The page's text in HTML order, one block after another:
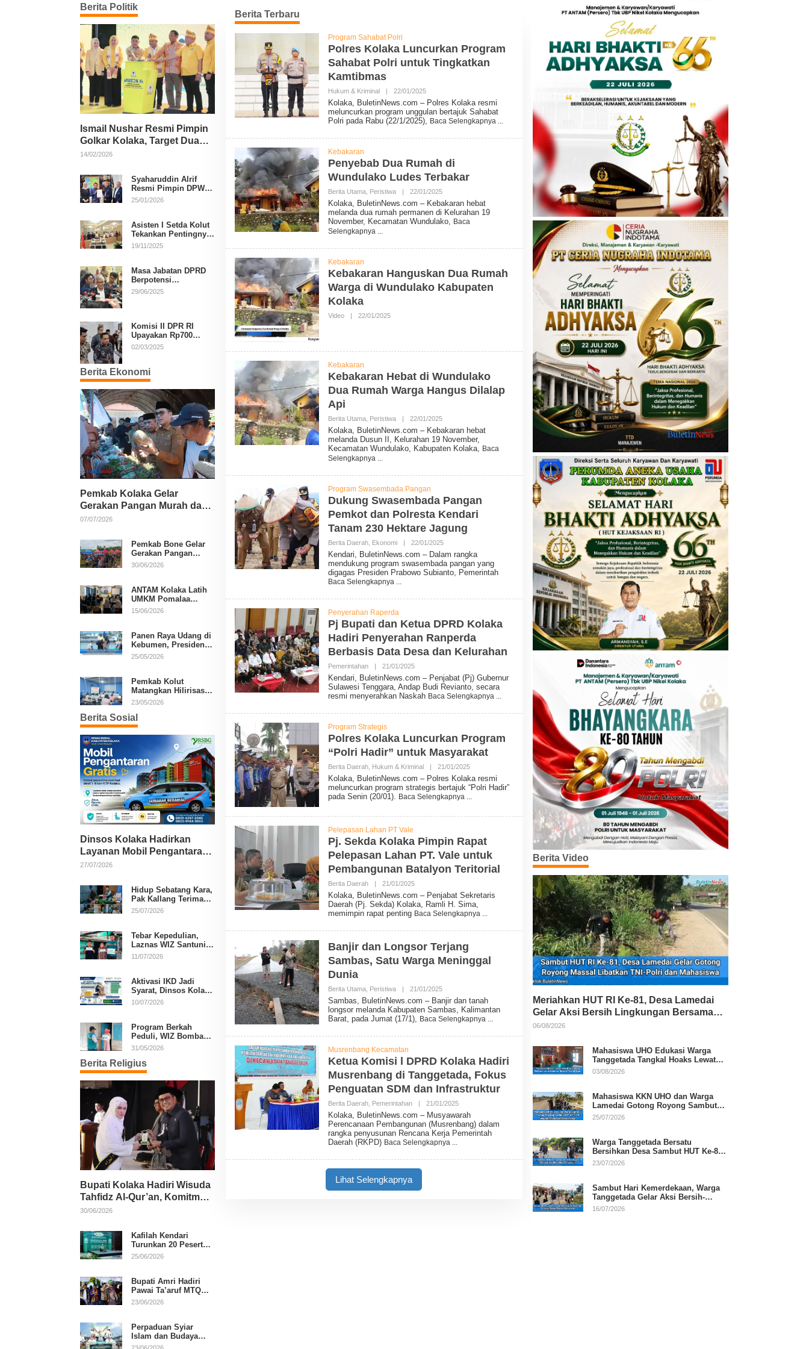
Berita Politik
Ismail Nushar Resmi Pimpin
Golkar Kolaka, Target Dua
Kursi per Dapil
14/02/2026
Syaharuddin Alrif
Resmi Pimpin DPW
NasDem Sulsel
25/01/2026
Asisten I Setda Kolut
Tekankan Pentingnya
Pendidikan Politik
19/11/2025
Masa Jabatan DPRD
Berpotensi
Diperpanjang, Aria
29/06/2025
Komisi II DPR RI
Upayakan Rp700
Miliar dari APBN
Putusan MK
02/03/2025
Berita Ekonomi
Pemkab Kolaka Gelar
Gerakan Pangan Murah dan
Salurkan Pupuk Organik
07/07/2026
Pemkab Bone Gelar
Gerakan Pangan
Murah, Warga Serbu
30/06/2026
ANTAM Kolaka Latih
UMKM Pomalaa
Kembangkan Produk
15/06/2026
Panen Raya Udang di
Kebumen, Presiden
Prabowo Tekankan
25/05/2026
Pemkab Kolut
Matangkan Hilirisasi
Kakao dan Kelapa,
Daerah
23/05/2026
Berita Sosial
Dinsos Kolaka Hadirkan
Layanan Mobil Pengantaran
Gratis bagi Pasien Penerima
27/07/2026
Hidup Sebatang Kara,
Pak Kallang Terima
Bantuan dari Laznas
25/07/2026
Tebar Kepedulian,
Laznas WIZ Santuni
Anak Yatim dan
11/07/2026
Aktivasi IKD Jadi
Syarat, Dinsos Kolaka
Sosialisasikan
10/07/2026
Program Berkah
Peduli, WIZ Bombana
Bantu Lansia dan
31/05/2026
Berita Religius
Bupati Kolaka Hadiri Wisuda
Tahfidz Al-Qur’an, Komitmen
Dukung Pendidikan
30/06/2026
Kafilah Kendari
Turunkan 20 Peserta
pada Hari Pertama
25/06/2026
Bupati Amri Hadiri
Pawai Ta’aruf MTQ
XXXI Sultra, Beri
23/06/2026
Perpaduan Syiar
Islam dan Budaya
Warnai Pawai Ta’aruf
Berita Terbaru
u
e
t
i
n
N
e
Program Sahabat Polri
Polres Kolaka Luncurkan Program
Sahabat Polri untuk Tingkatkan
Kamtibmas
Hukum & Kriminal | 22/01/2025O
E
H
B
I
N
E
W
Kolaka, BuletinNews.com – Polres Kolaka resmi
meluncurkan program unggulan bertajuk Sahabat
Polri pada Rabu (22/1/2025),
Baca Selengkapnya
Kebakaran
Penyebab Dua Rumah di
Wundulako Ludes Terbakar
Berita Utama, Peristiwa | 22/01/2025O
E
H
B
E
N
N
E
Kolaka, BuletinNews.com – Kebakaran hebat
melanda dua rumah permanen di Kelurahan 19
November, Kecamatan Wundulako,
Baca
Selengkapnya
Kebakaran
Kebakaran Hanguskan Dua Rumah
Warga di Wundulako Kabupaten
Kolaka
Video | 22/01/2025O
E
E
S
Kebakaran
Kebakaran Hebat di Wundulako
Dua Rumah Warga Hangus Dilalap
Api
Berita Utama, Peristiwa | 22/01/2025O
E
H
B
E
N
N
E
W
S
Kolaka, BuletinNews.com – Kebakaran hebat
melanda Dusun II, Kelurahan 19 November,
Kecamatan Wundulako, Kabupaten Kolaka,
Baca
Selengkapnya
Program Swasembada Pangan
Dukung Swasembada Pangan
Pemkot dan Polresta Kendari
Tanam 230 Hektare Jagung
Berita Daerah, Ekonomi | 22/01/2025O
E
H
B
E
N
N
E
W
Kendari, BuletinNews.com – Dalam rangka
mendukung program swasembada pangan yang
digagas Presiden Prabowo Subianto, Pemerintah
Baca Selengkapnya
Penyerahan Raperda
Pj Bupati dan Ketua DPRD Kolaka
Hadiri Penyerahan Ranperda
Berbasis Data Desa dan Kelurahan
Pemerintahan | 21/01/2025O
E
H
B
I
N
E
W
Kendari, BuletinNews.com – Penjabat (Pj) Gubernur
Sulawesi Tenggara, Andap Budi Revianto, secara
resmi menyerahkan Naskah Baca Selengkapnya
Program Strategis
Polres Kolaka Luncurkan Program
“Polri Hadir” untuk Masyarakat
Berita Daerah, Hukum & Kriminal | 21/01/2025O
E
H
B
L
I
N
E
Kolaka, BuletinNews.com – Polres Kolaka resmi
meluncurkan program strategis bertajuk “Polri Hadir”
pada Senin (20/01).
Baca Selengkapnya
Pelepasan Lahan PT Vale
Pj. Sekda Kolaka Pimpin Rapat
Pelepasan Lahan PT. Vale untuk
Pembangunan Batalyon Teritorial
Berita Daerah | 21/01/2025O
E
H
B
T
I
W
S
Kolaka, BuletinNews.com – Penjabat Sekretaris
Daerah (Pj. Sekda) Kolaka, Ramli H. Sima,
memimpin rapat penting Baca Selengkapnya
Banjir dan Longsor Terjang
Sambas, Satu Warga Meninggal
Dunia
Berita Utama, Peristiwa | 21/01/2025O
E
H
B
T
I
N
E
S
Sambas, BuletinNews.com – Banjir dan tanah
longsor melanda Kabupaten Sambas, Kalimantan
Barat, pada Jumat (17/1),
Baca Selengkapnya
Musrenbang Kecamatan
Ketua Komisi l DPRD Kolaka Hadiri
Musrenbang di Tanggetada, Fokus
Penguatan SDM dan Infrastruktur
Berita Daerah, Pemerintahan | 21/01/2025O
E
H
B
E
Kolaka, BuletinNews.com – Musyawarah
Perencanaan Pembangunan (Musrenbang) dalam
rangka penyusunan Rencana Kerja Pemerintah
Daerah (RKPD) Baca Selengkapnya
Lihat Selengkapnya
Berita Video
Meriahkan HUT RI Ke-81, Desa Lamedai
Gelar Aksi Bersih Lingkungan Bersama
TNI-Polri
06/08/2026
Mahasiswa UHO Edukasi Warga
Tanggetada Tangkal Hoaks Lewat
Program Literasi
03/08/2026
Mahasiswa KKN UHO dan Warga
Lamedai Gotong Royong Sambut
HUT Ke-81 RI
25/07/2026
Warga Tanggetada Bersatu
Bersihkan Desa Sambut HUT Ke-81
RI
23/07/2026
Sambut Hari Kemerdekaan, Warga
Tanggetada Gelar Aksi Bersih-
Bersih Desa
16/07/2026